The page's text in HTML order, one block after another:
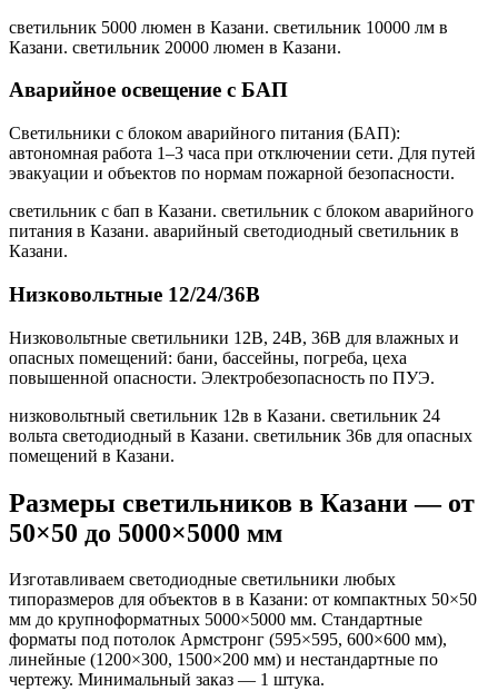
светильник 5000 люмен в Казани. светильник 10000 лм в
Казани. светильник 20000 люмен в Казани.
Аварийное освещение с БАП
Светильники с блоком аварийного питания (БАП):
автономная работа 1–3 часа при отключении сети. Для путей
эвакуации и объектов по нормам пожарной безопасности.
светильник с бап в Казани. светильник с блоком аварийного
питания в Казани. аварийный светодиодный светильник в
Казани.
Низковольтные 12/24/36В
Низковольтные светильники 12В, 24В, 36В для влажных и
опасных помещений: бани, бассейны, погреба, цеха
повышенной опасности. Электробезопасность по ПУЭ.
низковольтный светильник 12в в Казани. светильник 24
вольта светодиодный в Казани. светильник 36в для опасных
помещений в Казани.
Размеры светильников в Казани— от
50×50 до 5000×5000 мм
Изготавливаем светодиодные светильники любых
типоразмеров для объектов в в Казани: от компактных 50×50
мм до крупноформатных 5000×5000 мм. Стандартные
форматы под потолок Армстронг (595×595, 600×600 мм),
линейные (1200×300, 1500×200 мм) и нестандартные по
чертежу. Минимальный заказ — 1 штука.